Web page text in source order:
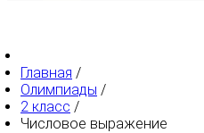
Главная /
Олимпиады /
2 класс /
Числовое выражение